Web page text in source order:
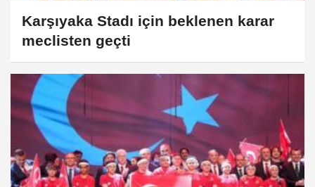
Karşıyaka Stadı için beklenen karar
meclisten geçti